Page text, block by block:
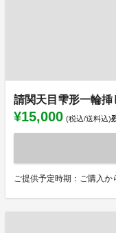
請関天目雫形一輪挿
¥15,000 (税込/送料込)
ご提供予定時期：ご購入か